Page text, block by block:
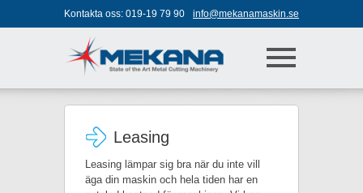
Jump to navigation
Kontakta oss: 019-19 79 90 info@mekanamaskin.se
Leasing
Leasing lämpar sig bra när du inte vill
äga din maskin och hela tiden har en